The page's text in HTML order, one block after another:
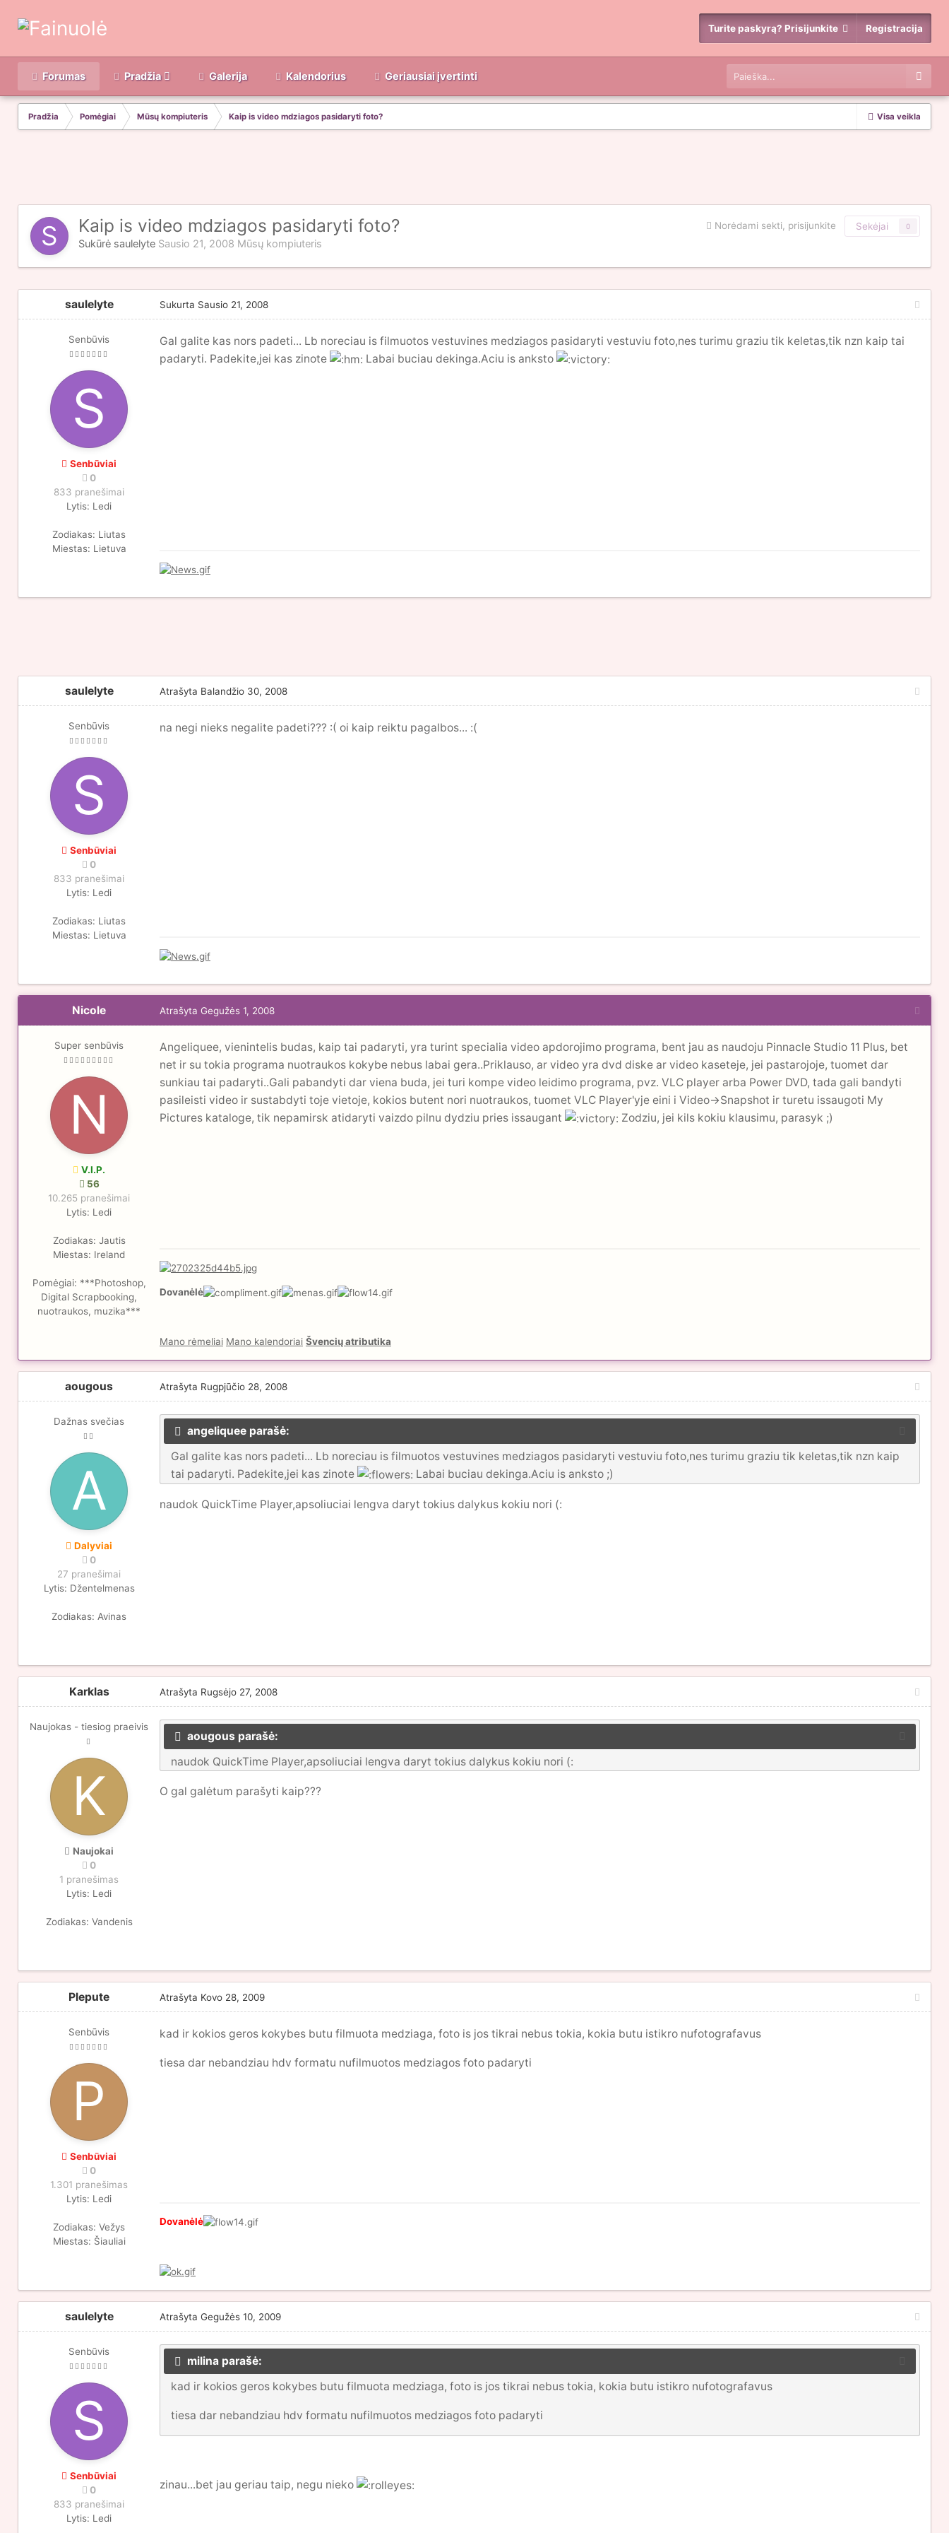
Turite paskyrą? Prisijunkite Registracija
Forumas Pradžia Galerija Kalendorius Geriausiai įvertinti
Visa veikla
Pradžia Pomėgiai Mūsų kompiuteris Kaip is video mdziagos pasidaryti foto?
Norėdami sekti, prisijunkite Sekėjai 0
Kaip is video mdziagos pasidaryti foto?
Sukūrė saulelyte Sausio 21, 2008 Mūsų kompiuteris
saulelyte
Senbūvis
Senbūviai
0
833 pranešimai
Lytis: Ledi
Zodiakas: Liutas
Miestas: Lietuva
Sukurta Sausio 21, 2008
Gal galite kas nors padeti... Lb noreciau is filmuotos vestuvines medziagos pasidaryti vestuviu foto,nes turimu graziu tik keletas,tik nzn kaip tai
padaryti. Padekite,jei kas zinote
Labai buciau dekinga.Aciu is anksto
saulelyte
Senbūvis
Senbūviai
0
833 pranešimai
Lytis: Ledi
Zodiakas: Liutas
Miestas: Lietuva
Atrašyta Balandžio 30, 2008
na negi nieks negalite padeti??? :( oi kaip reiktu pagalbos... :(
Nicole
Super senbūvis
V.I.P.
56
10.265 pranešimai
Lytis: Ledi
Zodiakas: Jautis
Miestas: Ireland
Pomėgiai: ***Photoshop,
Digital Scrapbooking,
nuotraukos, muzika***
Atrašyta Gegužės 1, 2008
Angeliquee, vienintelis budas, kaip tai padaryti, yra turint specialia video apdorojimo programa, bent jau as naudoju Pinnacle Studio 11 Plus, bet
net ir su tokia programa nuotraukos kokybe nebus labai gera..Priklauso, ar video yra dvd diske ar video kaseteje, jei pastarojoje, tuomet dar
sunkiau tai padaryti..Gali pabandyti dar viena buda, jei turi kompe video leidimo programa, pvz. VLC player arba Power DVD, tada gali bandyti
pasileisti video ir sustabdyti toje vietoje, kokios butent nori nuotraukos, tuomet VLC Player'yje eini i Video->Snapshot ir turetu issaugoti My
Pictures kataloge, tik nepamirsk atidaryti vaizdo pilnu dydziu pries issaugant
Zodziu, jei kils kokiu klausimu, parasyk ;)
Dovanėlė
Mano rėmeliai Mano kalendoriai Švencių atributika
aougous
Dažnas svečias
Dalyviai
0
27 pranešimai
Lytis: Džentelmenas
Zodiakas: Avinas
Atrašyta Rugpjūčio 28, 2008
angeliquee parašė:
Gal galite kas nors padeti... Lb noreciau is filmuotos vestuvines medziagos pasidaryti vestuviu foto,nes turimu graziu tik keletas,tik nzn kaip
tai padaryti. Padekite,jei kas zinote
Labai buciau dekinga.Aciu is anksto ;)
naudok QuickTime Player,apsoliuciai lengva daryt tokius dalykus kokiu nori (:
Karklas
Naujokas - tiesiog praeivis
Naujokai
0
1 pranešimas
Lytis: Ledi
Zodiakas: Vandenis
Atrašyta Rugsėjo 27, 2008
aougous parašė:
naudok QuickTime Player,apsoliuciai lengva daryt tokius dalykus kokiu nori (:
O gal galėtum parašyti kaip???
Plepute
Senbūvis
Senbūviai
0
1.301 pranešimas
Lytis: Ledi
Zodiakas: Vežys
Miestas: Šiauliai
Atrašyta Kovo 28, 2009
kad ir kokios geros kokybes butu filmuota medziaga, foto is jos tikrai nebus tokia, kokia butu istikro nufotografavus
tiesa dar nebandziau hdv formatu nufilmuotos medziagos foto padaryti
Dovanėlė
saulelyte
Senbūvis
Senbūviai
0
833 pranešimai
Lytis: Ledi
Atrašyta Gegužės 10, 2009
milina parašė:
kad ir kokios geros kokybes butu filmuota medziaga, foto is jos tikrai nebus tokia, kokia butu istikro nufotografavus
tiesa dar nebandziau hdv formatu nufilmuotos medziagos foto padaryti
zinau...bet jau geriau taip, negu nieko